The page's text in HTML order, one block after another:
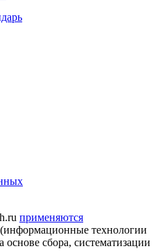
применяются
(информационные технологии
сбора, систематизации